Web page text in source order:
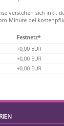
verstehen sich inkl.
Minute bei
Festnetz*
+0,00 EUR
+0,00 EUR
+0,00 EUR